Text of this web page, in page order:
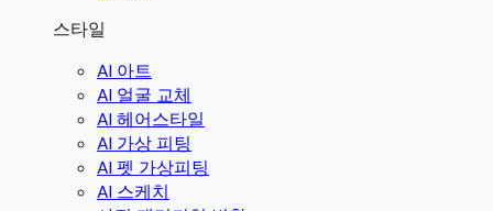
스타일
AI 아트
AI 얼굴 교체
AI 헤어스타일
AI 가상 피팅
AI 펫 가상피팅
AI 스케치